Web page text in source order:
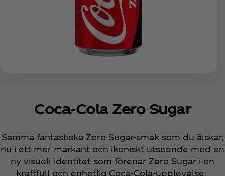
Coca‑Cola Zero Sugar
Samma fantastiska Zero Sugar-smak som du älskar,
nu i ett mer markant och ikoniskt utseende med en
ny visuell identitet som förenar Zero Sugar i en
kraftfull och enhetlig Coca‑Cola-upplevelse.